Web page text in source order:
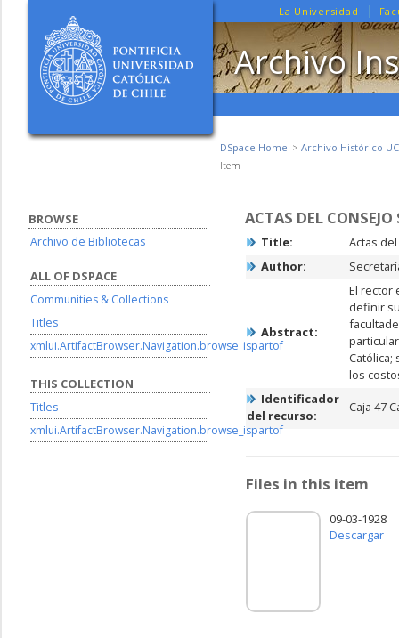
La Universidad
Archivo
DSpace Home
Archivo Histórico UC
Item
ACTAS DEL
Title:
Actas
Author:
Abstract:
El rector
definir
los
Identificador
del recurso:
Caja 47
Files in this item
09-03-1928
Descargar
BROWSE
Archivo de Bibliotecas
ALL OF DSPACE
Communities & Collections
Titles
xmlui.ArtifactBrowser.Navigation.browse_ispartof
THIS COLLECTION
Titles
xmlui.ArtifactBrowser.Navigation.browse_ispartof